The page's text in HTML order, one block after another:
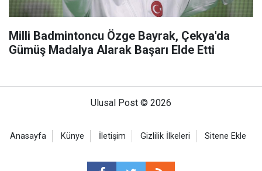
Milli Badmintoncu Özge Bayrak, Çekya'da
Gümüş Madalya Alarak Başarı Elde Etti
Ulusal Post © 2026
Anasayfa Künye İletişim Gizlilik İlkeleri Sitene Ekle